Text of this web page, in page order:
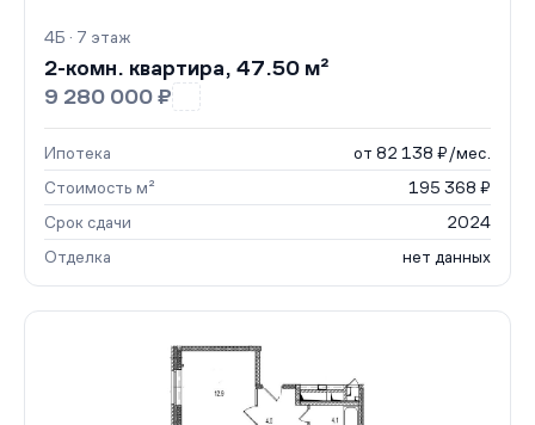
4Б · 7 этаж
2-комн. квартира, 47.50 м²
9 280 000 ₽
Ипотека
от 82 138 ₽/мес.
Стоимость м²
195 368 ₽
Срок сдачи
2024
Отделка
нет данных